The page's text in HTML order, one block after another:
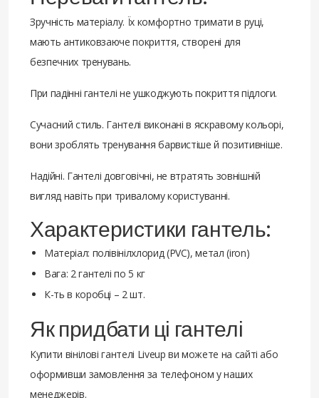
Зручність матеріалу. Їх комфортно тримати в руці,
мають антиковзаюче покриття, створені для
безпечних тренувань.
При падінні гантелі не ушкоджують покриття підлоги.
Сучасний стиль. Гантелі виконані в яскравому кольорі,
вони зроблять тренування барвистіше й позитивніше.
Надійні. Гантелі довговічні, не втратять зовнішній
вигляд навіть при тривалому користуванні.
Характеристики гантель:
Матеріал: полівінілхлорид (PVC), метал (iron)
Вага: 2 гантелі по 5 кг
К-ть в коробці – 2 шт.
Як придбати ці гантелі
Купити вінілові гантелі Liveup ви можете на сайті або
оформивши замовлення за телефоном у наших
менеджерів.